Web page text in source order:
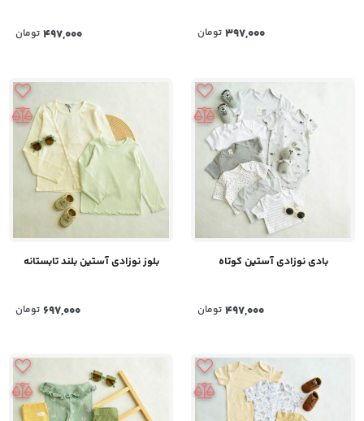
397,000 تومان 497,000 تومان
بادی نوزادی آستین کوتاه
497,000 تومان
بلوز نوزادی آستین بلند تابستانه
697,000 تومان